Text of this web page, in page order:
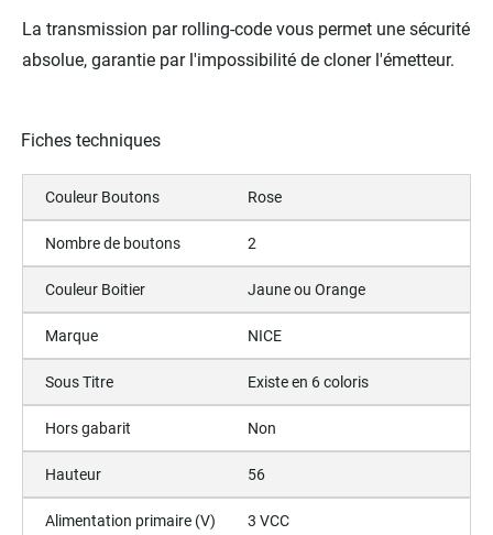
La transmission par rolling-code vous permet une sécurité
absolue, garantie par l'impossibilité de cloner l'émetteur.
Fiches techniques
Couleur Boutons Rose
Nombre de boutons 2
Couleur Boitier Jaune ou Orange
Marque NICE
Sous Titre Existe en 6 coloris
Hors gabarit Non
Hauteur 56
Alimentation primaire (V) 3 VCC